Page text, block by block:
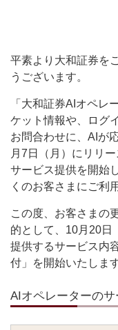
平素より大和証券を
うございます。
「大和証券AIオペレ
ケット情報や、ログ
お問合わせに、AIが
月7日（月）にリリー
サービス提供を開始
くのお客さまにご利
この度、お客さまの
的として、10月20日
提供するサービス内
付」を開始いたします
AIオペレーターの